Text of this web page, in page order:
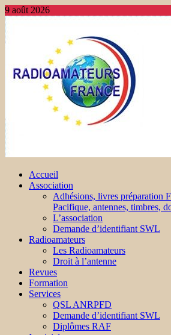
9 août 2026
Accueil
Association
Adhésions, livres préparation
Pacifique, antennes, timbres,
L’association
Demande d’identifiant SWL
Radioamateurs
Les Radioamateurs
Droit à l’antenne
Revues
Formation
Services
QSL ANRPFD
Demande d’identifiant SWL
Diplômes RAF